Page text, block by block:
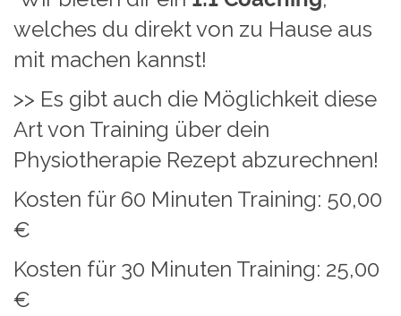
welches du direkt von zu Hause aus
mit machen kannst!
>> Es gibt auch die Möglichkeit diese
Art von Training über dein
Physiotherapie Rezept abzurechnen!
Kosten für 60 Minuten Training: 50,00
€
Kosten für 30 Minuten Training: 25,00
€